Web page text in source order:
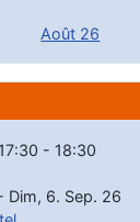
Août 26
17:30 - 18:30
Dim, 6. Sep. 26